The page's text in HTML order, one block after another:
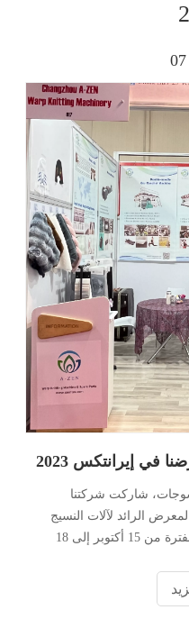
في إيرانتكس 2023
شاركت شركتنا
الرائد لآلات النسيج
الذي أقيم في طهران، إيران، في الفترة من 15 أكتوبر إلى 18
بحساسية